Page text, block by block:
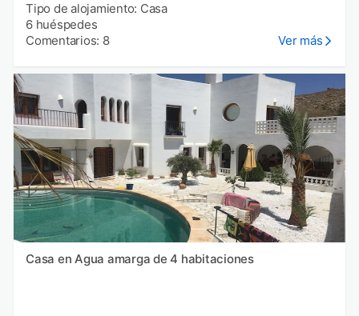
Tipo de alojamiento: Casa
6 huéspedes
Comentarios: 8
Ver más
Casa en Agua amarga de 4 habitaciones